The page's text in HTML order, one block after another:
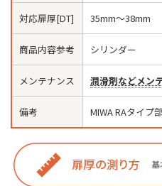
対応扉厚[DT] 35mm〜38mm
商品内容参考 シリンダー
メンテナンス 潤滑剤などメン
備考 MIWA RAタイプ部